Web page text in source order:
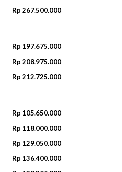
Rp 267.500.000
Rp 197.675.000
Rp 208.975.000
Rp 212.725.000
Rp 105.650.000
Rp 118.000.000
Rp 129.050.000
Rp 136.400.000